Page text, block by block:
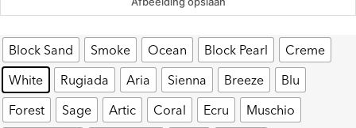
Block Sand Smoke Ocean Block Pearl
Creme
White
Rugiada Aria Sienna Breeze
Blu
Forest
Sage Artic Coral Ecru
Muschio